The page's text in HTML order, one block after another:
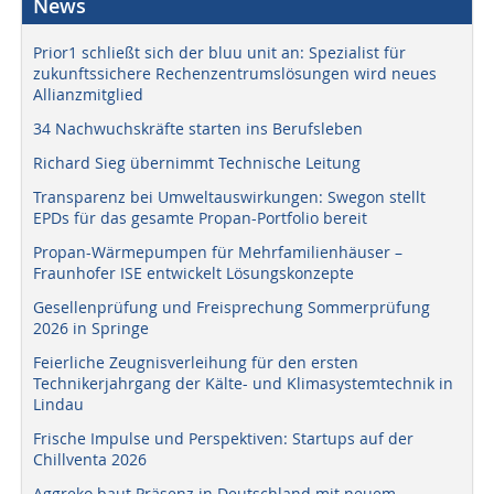
News
Prior1 schließt sich der bluu unit an: Spezialist für
zukunftssichere Rechenzentrumslösungen wird neues
Allianzmitglied
34 Nachwuchskräfte starten ins Berufsleben
Richard Sieg übernimmt Technische Leitung
Transparenz bei Umweltauswirkungen: Swegon stellt
EPDs für das gesamte Propan-Portfolio bereit
Propan-Wärmepumpen für Mehrfamilienhäuser –
Fraunhofer ISE entwickelt Lösungskonzepte
Gesellenprüfung und Freisprechung Sommerprüfung
2026 in Springe
Feierliche Zeugnisverleihung für den ersten
Technikerjahrgang der Kälte- und Klimasystemtechnik in
Lindau
Frische Impulse und Perspektiven: Startups auf der
Chillventa 2026